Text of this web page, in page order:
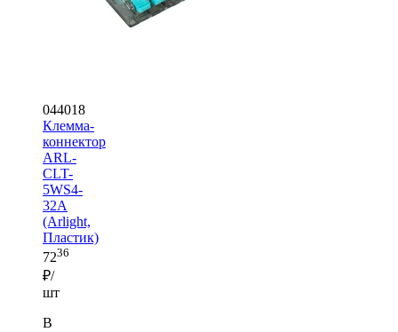
044018
Клемма-
коннектор
ARL-
CLT-
5WS4-
32A
(Arlight,
Пластик)
7236
₽/
шт
В